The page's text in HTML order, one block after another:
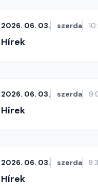
2026. 06. 03. szerda
Hírek
2026. 06. 03. szerda
Hírek
2026. 06. 03. szerda
Hírek